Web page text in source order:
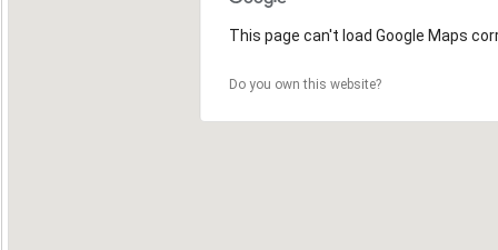
This page can't load Google Maps
Do you own this website?